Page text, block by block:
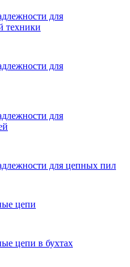
для
техники
для
для
для цепных пил
цепи
цепи в бухтах